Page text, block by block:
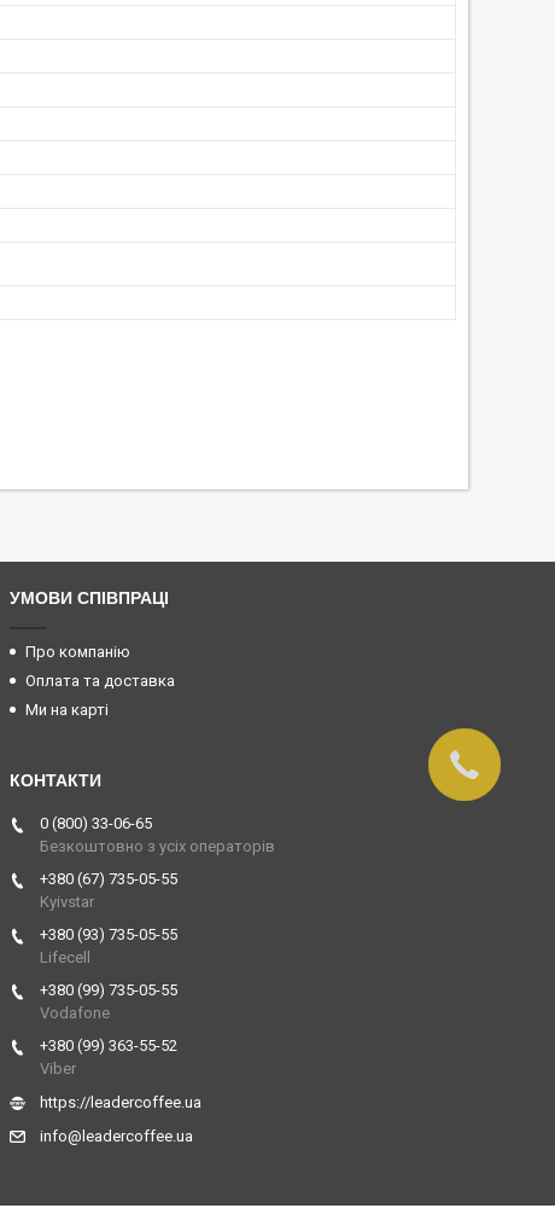
УМОВИ СПІВПРАЦІ
Про компанію
Оплата та доставка
Ми на карті
0 (800) 33-06-65
Безкоштовно з усіх операторів
+380 (67) 735-05-55
Kyivstar
+380 (93) 735-05-55
Lifecell
+380 (99) 735-05-55
Vodafone
+380 (99) 363-55-52
Viber
https://leadercoffee.ua
info@leadercoffee.ua